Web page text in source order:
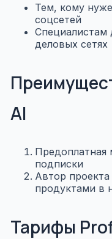
Тем, кому
соцсетей
Специалистам
деловых сетях
AI
Предоплатная
подписки
Автор
продуктами в
Тарифы